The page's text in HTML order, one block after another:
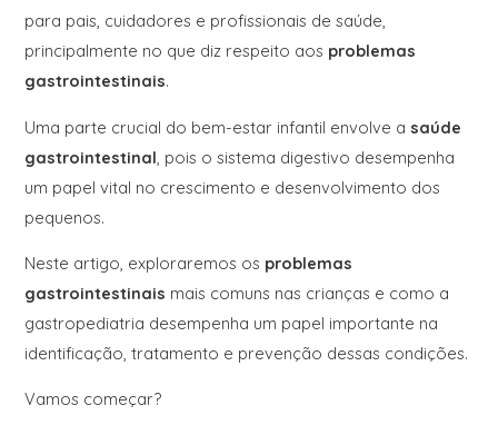
para pais, cuidadores e profissionais de saúde,
principalmente no que diz respeito aos problemas
gastrointestinais.
Uma parte crucial do bem-estar infantil envolve asaúde
gastrointestinal , pois o sistema digestivo desempenha
um papel vital no crescimento e desenvolvimento dos
pequenos.
Neste artigo, exploraremos os problemas
gastrointestinais mais comuns nas crianças e como a
gastropediatria desempenha um papel importante na
identificação, tratamento e prevenção dessas condições.
Vamos começar?